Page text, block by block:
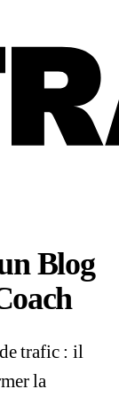
Blog
trafic : il
la